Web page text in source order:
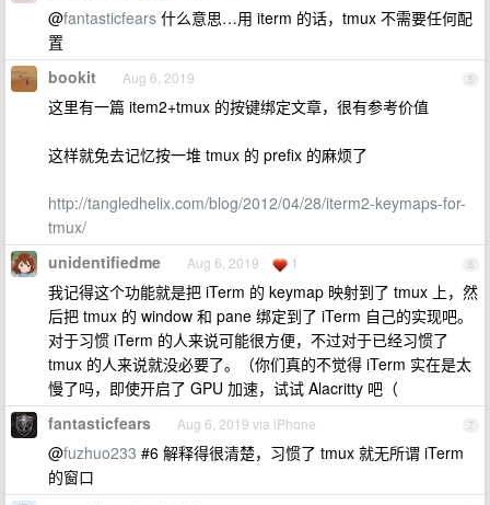
@fantasticfears 什么意思…用 iterm 的话，tmux 不需要任何配
置
5
bookit Aug 6, 2019
这里有一篇 item2+tmux 的按键绑定文章，很有参考价值
这样就免去记忆按一堆 tmux 的 prefix 的麻烦了
http://tangledhelix.com/blog/2012/04/28/iterm2-keymaps-for-
tmux/
6
unidentifiedme Aug 6, 2019 1
我记得这个功能就是把 iTerm 的 keymap 映射到了 tmux 上，然
后把 tmux 的 window 和 pane 绑定到了 iTerm 自己的实现吧。
对于习惯 iTerm 的人来说可能很方便，不过对于已经习惯了
tmux 的人来说就没必要了。（你们真的不觉得 iTerm 实在是太
慢了吗，即使开启了 GPU 加速，试试 Alacritty 吧（
7
fantasticfears Aug 6, 2019 via iPhone
@fuzhuo233 #6 解释得很清楚，习惯了 tmux 就无所谓 iTerm
的窗口